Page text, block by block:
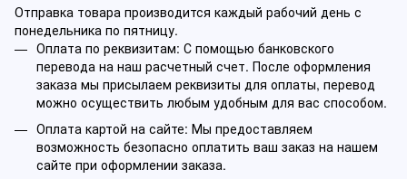
Отправка товара производится каждый рабочий день с
понедельника по пятницу.
Оплата по реквизитам: С помощью банковского
перевода на наш расчетный счет. После оформления
заказа мы присылаем реквизиты для оплаты, перевод
можно осуществить любым удобным для вас способом.
Оплата картой на сайте: Мы предоставляем
возможность безопасно оплатить ваш заказ на нашем
сайте при оформлении заказа.